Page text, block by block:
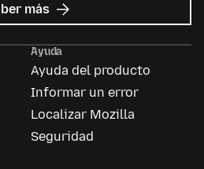
más sobre
Mozilla
Ayuda
Ayuda del producto
Informar un error
Localizar Mozilla
Seguridad